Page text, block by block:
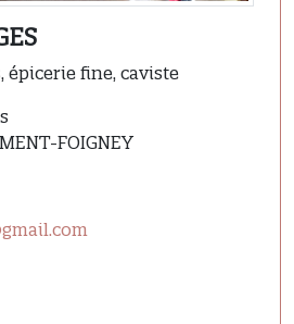
épicerie fine, caviste
FOIGNEY